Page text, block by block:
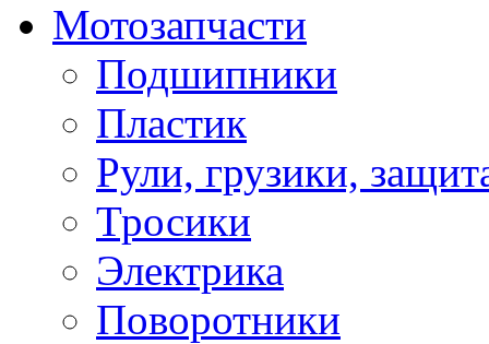
Мотозапчасти
Подшипники
Пластик
Рули, грузики,
Тросики
Электрика
Поворотники